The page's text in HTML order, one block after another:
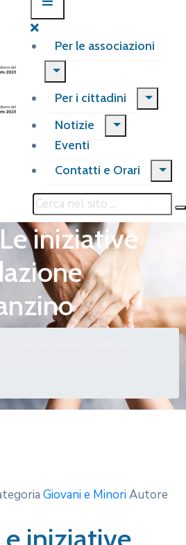
Per le associazioni
Per i cittadini
Notizie
Eventi
Contatti e Orari
iniziative
Giovani e MinoriAutore